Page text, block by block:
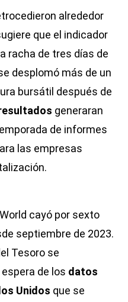
alrededor
que el indicador
racha de tres días de
desplomó más de un
bursátil después de
generaran
de informes
las empresas
cayó por sexto
septiembre de 2023.
Tesoro se
de los datos
Unidos que se